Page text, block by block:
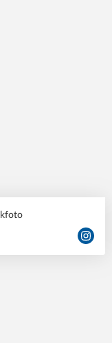
bez branek. ⚡️ #1skfoto